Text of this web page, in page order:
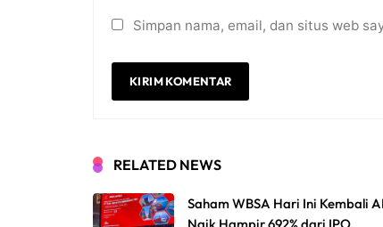
Simpan nama, email, dan situs web
RELATED NEWS
Saham WBSA Hari Ini Kembali